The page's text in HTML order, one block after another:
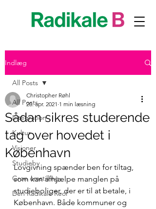
Indlæg
All Posts
Integration
Kultur
Visioner
Studieby
Grøn omstilling
Den Radikale Reol
All Posts
Sådan sikres studerende
tag over hovedet i
København
Christopher Røhl
20. apr. 2021 1 min læsning
Lovgivning spænder ben for tiltag,
som kan afhjælpe manglen på
studieboliger, der er til at betale, i
København. Både kommuner og